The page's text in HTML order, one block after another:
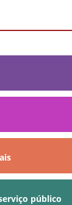
público